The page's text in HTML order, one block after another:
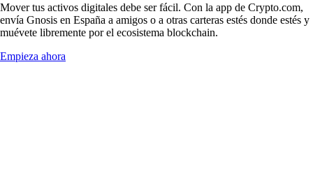
Mover tus activos digitales debe ser fácil. Con la app de Crypto.com,
envía Gnosis en España a amigos o a otras carteras estés donde estés y
muévete libremente por el ecosistema blockchain.
Empieza ahora